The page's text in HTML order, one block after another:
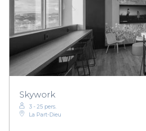
Skywork
3 - 25 pers.
La Part-Dieu